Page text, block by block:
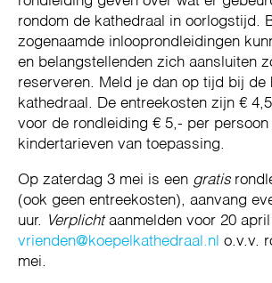
rondom de kathedraal in oorlogstijd.
zogenaamde inlooprondleidingen
en belangstellenden zich aansluiten
reserveren. Meld je dan op tijd bij de
kathedraal. De entreekosten zijn €
voor de rondleiding € 5,- per
kindertarieven van toepassing.
Op zaterdag 3 mei is een gratis
(ook geen entreekosten), aanvang
uur. Verplichtaanmelden voor 20
vrienden@koepelkathedraal.nl o.v.v.
mei.